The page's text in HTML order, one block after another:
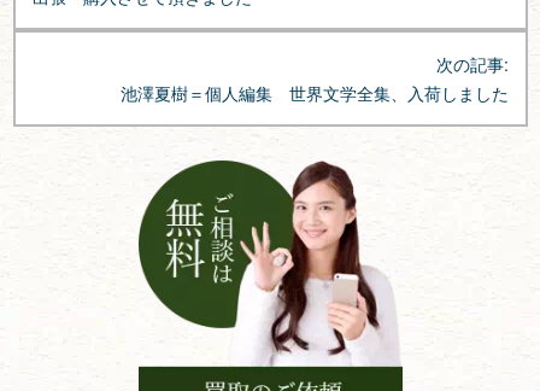
ビ
シ
ョ
次の記事:
池澤夏樹＝個人編集 世界文学全集、入荷しました